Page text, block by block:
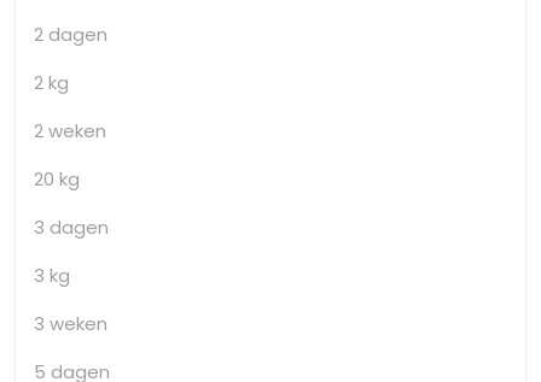
2 dagen
2 kg
2 weken
20 kg
3 dagen
3 kg
3 weken
5 dagen